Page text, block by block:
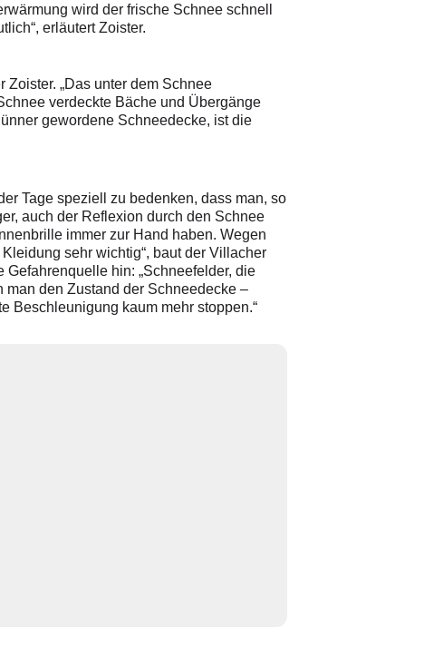
wird der frische Schnee schnell
erläutert Zoister.
„Das unter dem Schnee
verdeckte Bäche und Übergänge
gewordene Schneedecke, ist die
Tage speziell zu bedenken, dass man, so
auch der Reflexion durch den Schnee
immer zur Hand haben. Wegen
sehr wichtig“, baut der Villacher
hin: „Schneefelder, die
man den Zustand der Schneedecke –
Beschleunigung kaum mehr stoppen.“